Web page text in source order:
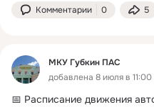
Комментарии 0 5
МКУ Губкин ПАС
добавлена 8 июля в 11:00
📅 Расписание движения